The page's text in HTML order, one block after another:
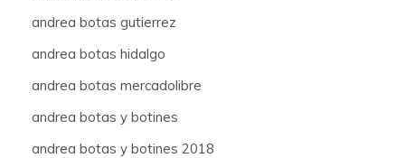
andrea botas gutierrez
andrea botas hidalgo
andrea botas mercadolibre
andrea botas y botines
andrea botas y botines 2018